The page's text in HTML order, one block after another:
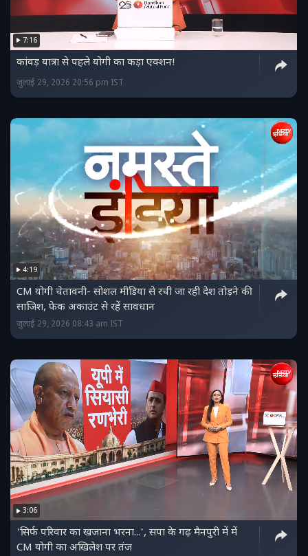
7:16
कांवड़ यात्रा से पहले योगी का कड़ा एक्शन!
जुलाई 29, 2026 20:56 pm IST
4:19
CM योगी चेतावनी- सोशल मीडिया से रची जा रही देश तोड़ने की
साजिश, फेक अकाउंट से रहें सावधान
जुलाई 29, 2026 08:43 am IST
3:06
'सिर्फ परिवार का खजाना भरना...', सपा के गढ़ मैनपुरी में में
CM योगी का अखिलेश पर तंज